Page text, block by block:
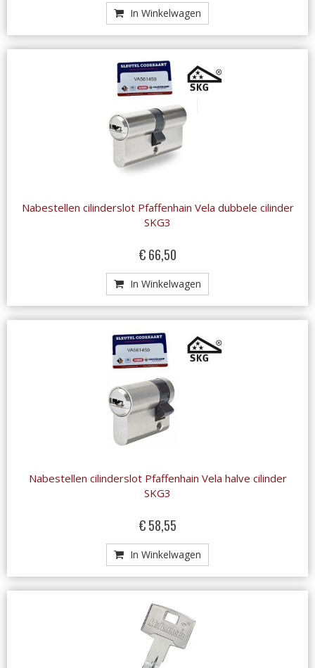
In Winkelwagen
Nabestellen cilinderslot Pfaffenhain Vela dubbele cilinder
SKG3
€ 66,50
In Winkelwagen
Nabestellen cilinderslot Pfaffenhain Vela halve cilinder
SKG3
€ 58,55
In Winkelwagen